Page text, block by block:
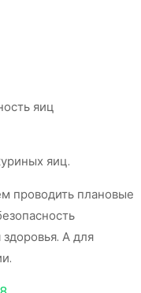
яиц
яиц.
проводить плановые
А для